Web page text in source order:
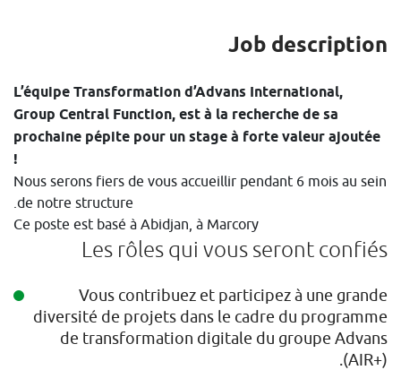
Job description
L’équipe Transformation d’Advans International,
Group Central Function, est à la recherche de sa
prochaine pépite pour un stage à forte valeur ajoutée
!
Nous serons fiers de vous accueillir pendant 6 mois au sein
de notre structure.
Ce poste est basé à Abidjan, à Marcory
Les rôles qui vous seront confiés
Vous contribuez et participez à une grande
diversité de projets dans le cadre du programme
de transformation digitale du groupe Advans
(AIR+).